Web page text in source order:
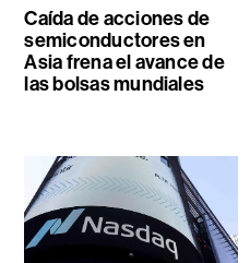
Caída de acciones de
semiconductores en
Asia frena el avance de
las bolsas mundiales